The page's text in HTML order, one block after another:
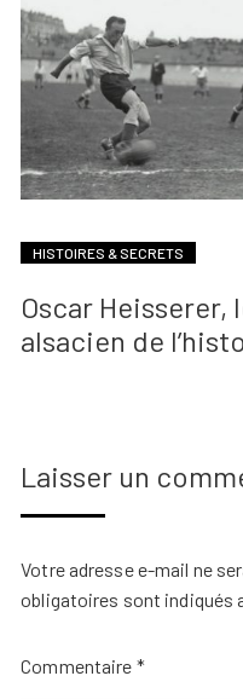
HISTOIRES & SECRETS
Oscar
alsacien de
Laisser un
Votre adresse e-mail ne
obligatoires sont indiqués
Commentaire *